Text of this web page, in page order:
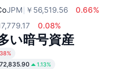
JPM ￥56,519.56
0.66%
0.08%
い暗号資産
1.13%